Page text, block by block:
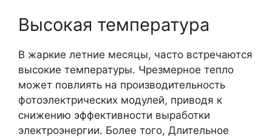
Высокая температура
В жаркие летние месяцы, часто встречаются
высокие температуры. Чрезмерное тепло
может повлиять на производительность
фотоэлектрических модулей, приводя к
снижению эффективности выработки
электроэнергии. Более того, Длительное